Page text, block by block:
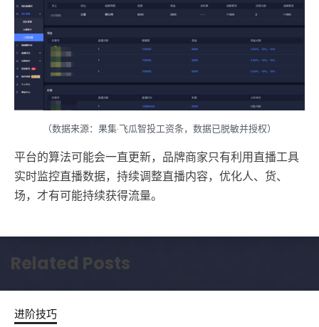
（数据来源：果集·飞瓜智投工资条，数据已脱敏并授权）
平台的算法可能会一直更新，品牌商家只有利用直播工具
实时监控直播数据，持续调整直播内容，优化人、货、
场，才有可能持续获得流量。
Related Posts
进阶技巧